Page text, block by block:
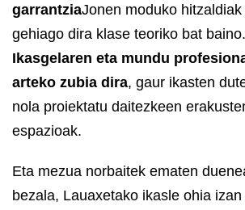
garrantziaJonen moduko hitzaldiak
gehiago dira klase teoriko bat baino.
Ikasgelaren eta mundu
arteko zubia dira, gaur ikasten
nola proiektatu daitezkeen
espazioak.
Eta mezua norbaitek ematen
bezala, Lauaxetako ikasle ohia izan